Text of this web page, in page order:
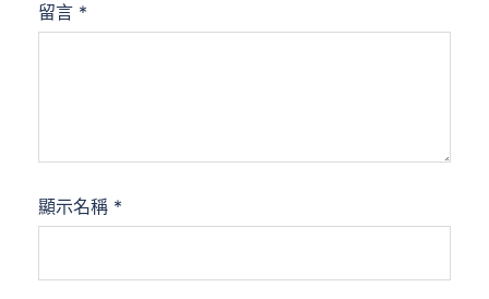
留言 *
顯示名稱 *